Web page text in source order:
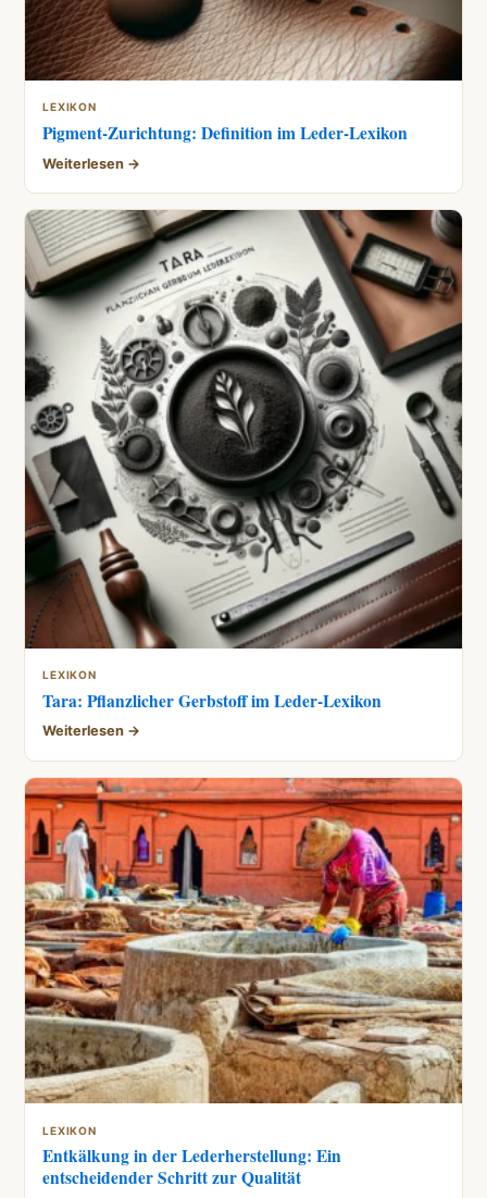
LEXIKON
Pigment-Zurichtung: Definition im Leder-Lexikon
Weiterlesen →
LEXIKON
Tara: Pflanzlicher Gerbstoff im Leder-Lexikon
Weiterlesen →
LEXIKON
Entkälkung in der Lederherstellung: Ein
entscheidender Schritt zur Qualität